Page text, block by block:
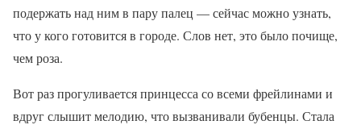
подержать над ним в пару палец — сейчас можно узнать,
что у кого готовится в городе. Слов нет, это было почище,
чем роза.
Вот раз прогуливается принцесса со всеми фрейлинами и
вдруг слышит мелодию, что вызванивали бубенцы. Стала